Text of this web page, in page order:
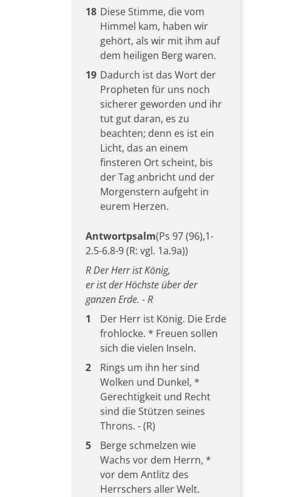
18 Diese Stimme, die vom
Himmel kam, haben wir
gehört, als wir mit ihm auf
dem heiligen Berg waren.
19 Dadurch ist das Wort der
Propheten für uns noch
sicherer geworden und ihr
tut gut daran, es zu
beachten; denn es ist ein
Licht, das an einem
finsteren Ort scheint, bis
der Tag anbricht und der
Morgenstern aufgeht in
eurem Herzen.
Antwortpsalm(Ps 97 (96),1-
2.5-6.8-9 (R: vgl. 1a.9a))
R Der Herr ist König,
er ist der Höchste über der
ganzen Erde. - R
1
Der Herr ist König. Die Erde
frohlocke. * Freuen sollen
sich die vielen Inseln.
2
Rings um ihn her sind
Wolken und Dunkel, *
Gerechtigkeit und Recht
sind die Stützen seines
Throns. - (R)
5
Berge schmelzen wie
Wachs vor dem Herrn, *
vor dem Antlitz des
Herrschers aller Welt.